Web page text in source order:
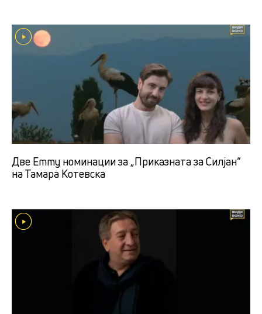
Две Emmy номинации за „Приказната за Силјан“
на Тамара Котевска